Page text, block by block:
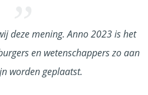
deze mening. Anno 2023 is het
en wetenschappers zo aan
worden geplaatst.